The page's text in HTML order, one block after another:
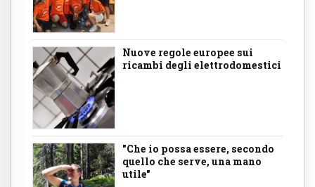
Nuove regole europee sui
ricambi degli elettrodomestici
"Che io possa essere, secondo
quello che serve, una mano
utile"